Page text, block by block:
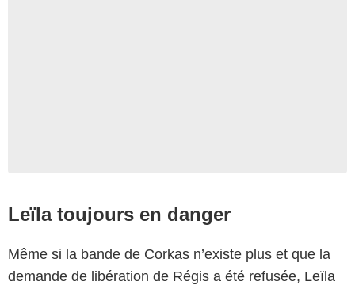
Leïla toujours en danger
Même si la bande de Corkas n’existe plus et que la
demande de libération de Régis a été refusée, Leïla